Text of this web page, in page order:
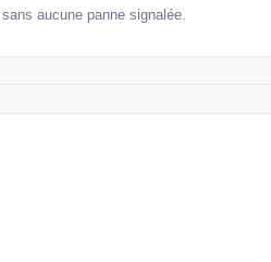
aucune panne signalée.